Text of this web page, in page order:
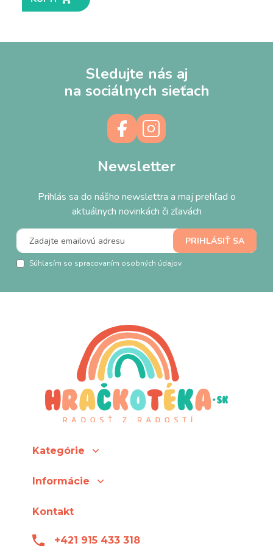
Sledujte nás aj
na sociálnych sieťach
Newsletter
Prihlás sa do nášho newslettra a maj prehľad o
aktuálnych novinkách či zľavách
Súhlasím so spracovaním osobných údajov
Kategórie
Informácie
Kontakt
+421 915 433 318